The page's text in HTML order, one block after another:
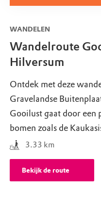
WANDELEN
Wandelroute
Hilversum
Ontdek met deze
Gravelandse
Gooilust gaat door een
bomen zoals de
3.33 km
Bekijk de route